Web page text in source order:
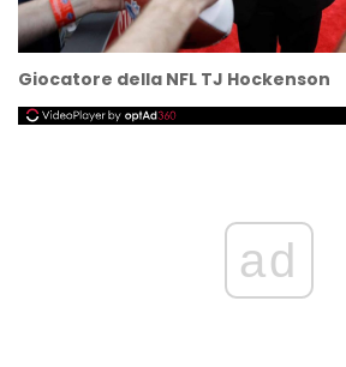
Giocatore della NFL TJ Hockenson
ad